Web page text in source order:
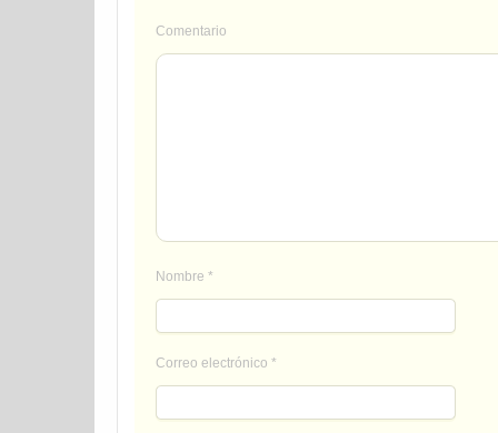
Comentario
Nombre *
Correo electrónico *